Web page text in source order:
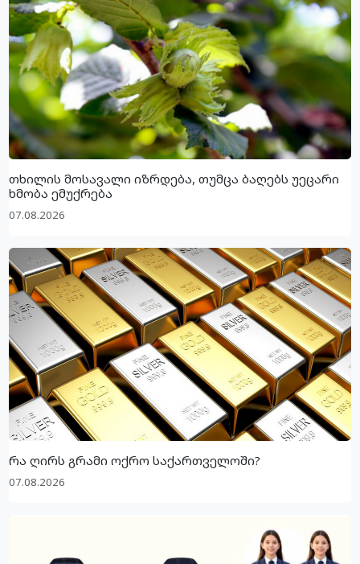
თხილის მოსავალი იზრდება, თუმცა ბაღებს უეცარი
ხმობა ემუქრება
07.08.2026
რა ღირს გრამი ოქრო საქართველოში?
07.08.2026